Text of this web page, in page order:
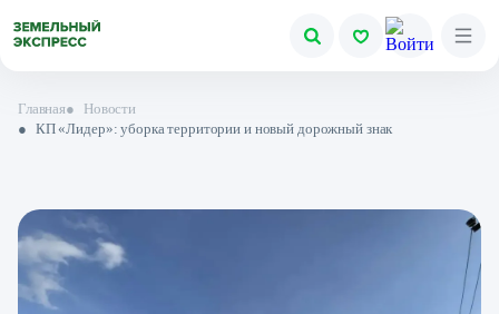
Главная●
Новости
● КП «Лидер»: уборка территории и новый дорожный знак